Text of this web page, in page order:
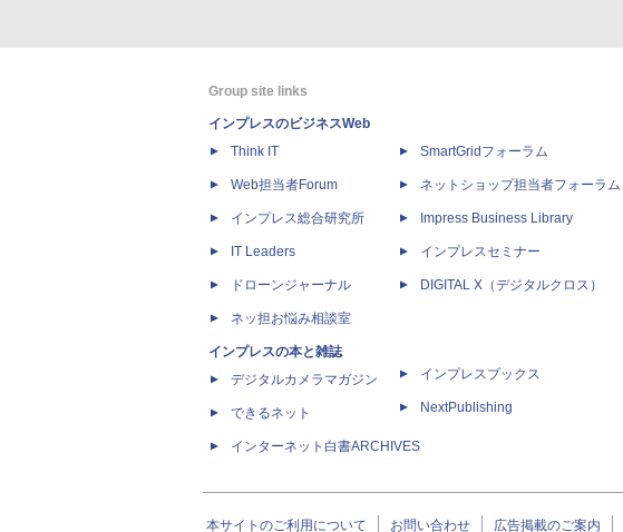
Group site links
インプレスのビジネスWeb
Think IT
Web担当者Forum
インプレス総合研究所
IT Leaders
ドローンジャーナル
ネッ担お悩み相談室
インプレスの本と雑誌
デジタルカメラマガジン
できるネット
インターネット白書ARCHIVES
SmartGridフォーラム
ネットショップ担当者フォーラム
Impress Business Library
インプレスセミナー
DIGITAL X（デジタルクロス）
インプレスブックス
NextPublishing
本サイトのご利用について お問い合わせ 広告掲載のご案内